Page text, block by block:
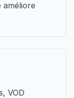
améliore
VOD